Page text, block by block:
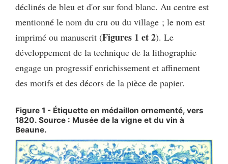
déclinés de bleu et d'or sur fond blanc. Au centre est
mentionné le nom du cru ou du village ; le nom est
imprimé ou manuscrit (Figures 1 et 2). Le
développement de la technique de la lithographie
engage un progressif enrichissement et affinement
des motifs et des décors de la pièce de papier.
Figure 1 - Étiquette en médaillon ornementé, vers
1820. Source : Musée de la vigne et du vin à
Beaune.